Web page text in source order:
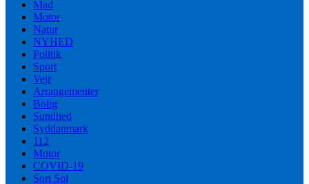
Mad
Motor
Natur
NYHED
Politik
Sport
Vejr
Arrangementer
Bolig
Sundhed
Syddanmark
112
Motor
COVID-19
Sort Sol